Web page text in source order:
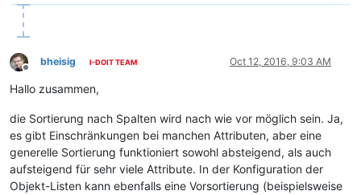
Offline
bheisig I-DOIT TEAM Oct 12, 2016, 9:03 AM
Hallo zusammen,
die Sortierung nach Spalten wird nach wie vor möglich sein. Ja,
es gibt Einschränkungen bei manchen Attributen, aber eine
generelle Sortierung funktioniert sowohl absteigend, als auch
aufsteigend für sehr viele Attribute. In der Konfiguration der
Objekt-Listen kann ebenfalls eine Vorsortierung (beispielsweise